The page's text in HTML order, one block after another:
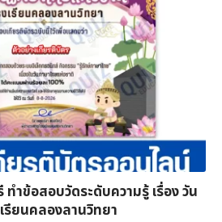
ำข้อสอบวัดระดับความรู้ เรื่อง วัน
รียนคลองลานวิทยา